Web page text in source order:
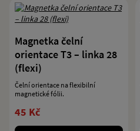
Magnetka čelní
orientace T3 – linka 28
(flexi)
Čelní orientace na flexibilní
magnetické fólii.
45 Kč